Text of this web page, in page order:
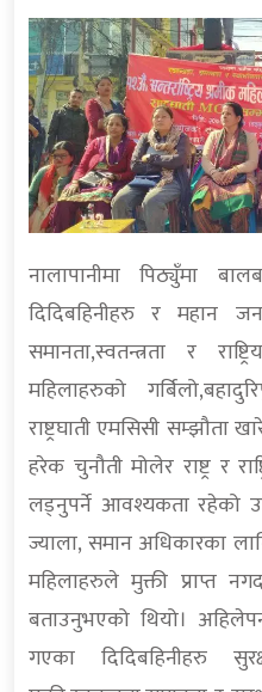
नालापानीमा पिठ्युँमा
दिदिबहिनीहरु र महान
समानता,स्वतन्त्रता र
महिलाहरुको
राष्ट्रघाती एमसिसी सम्झौता
हरेक चुनौती मोलेर राष्ट्र र
लड्नुपर्ने आवश्यकता रहेको
ज्याला, समान अधिकारका
महिलाहरुले मुक्ती प्राप्त
बताउनुभएको थियो।
गएका दिदिबहिनीहरु